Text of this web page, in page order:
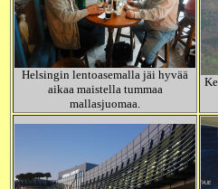
Helsingin lentoasemalla jäi hyvää
aikaa maistella tummaa
mallasjuomaa.